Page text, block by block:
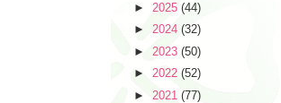
► 2025 (44)
► 2024 (32)
► 2023 (50)
► 2022 (52)
► 2021 (77)